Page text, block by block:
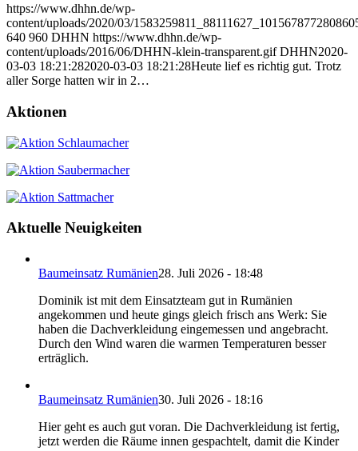
https://www.dhhn.de/wp-
content/uploads/2020/03/
640 960 DHHN https://www.dhhn.de/wp-
content/uploads/2016/06/DHHN-klein-transparent.gif DHHN2020-
03-03 18:21:282020-03-03 18:21:28Heute lief es richtig gut. Trotz
aller Sorge hatten wir in 2…
Aktionen
Aktuelle Neuigkeiten
Baumeinsatz Rumänien28. Juli 2026 - 18:48
Dominik ist mit dem Einsatzteam gut in Rumänien
angekommen und heute gings gleich frisch ans Werk: Sie
haben die Dachverkleidung eingemessen und angebracht.
Durch den Wind waren die warmen Temperaturen besser
erträglich.
Baumeinsatz Rumänien30. Juli 2026 - 18:16
Hier geht es auch gut voran. Die Dachverkleidung ist fertig,
jetzt werden die Räume innen gespachtelt, damit die Kinder